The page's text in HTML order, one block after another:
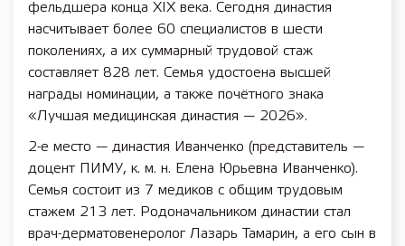
фельдшера конца XIX века. Сегодня династия
насчитывает более 60 специалистов в шести
поколениях, а их суммарный трудовой стаж
составляет 828 лет. Семья удостоена высшей
награды номинации, а также почётного знака
«Лучшая медицинская династия — 2026».
2-е место — династия Иванченко (представитель —
доцент ПИМУ, к. м. н. Елена Юрьевна Иванченко).
Семья состоит из 7 медиков с общим трудовым
стажем 213 лет. Родоначальником династии стал
врач-дерматовенеролог Лазарь Тамарин, а его сын в